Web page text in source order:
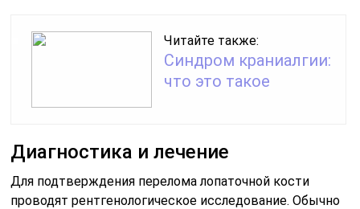
Читайте также:
Синдром краниалгии:
что это такое
Диагностика и лечение
Для подтверждения перелома лопаточной кости
проводят рентгенологическое исследование. Обычно